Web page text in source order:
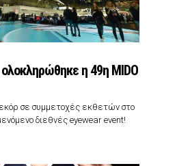
η 49η MIDO
σε συμμετοχές εκθετών στο
διεθνές eyewear event!